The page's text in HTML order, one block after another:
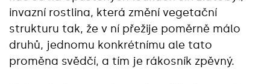
invazní rostlina, která změní vegetační
strukturu tak, že v ní přežije poměrně málo
druhů, jednomu konkrétnímu ale tato
proměna svědčí, a tím je rákosník zpěvný.